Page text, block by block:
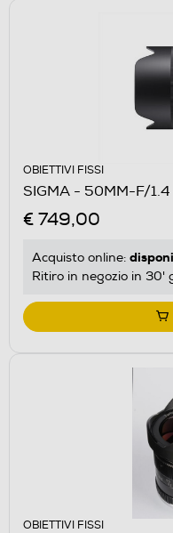
OBIETTIVI FISSI
SIGMA - 50MM-F/
€ 749,00
Acquisto online:
Ritiro in negozio in 30'
OBIETTIVI FISSI